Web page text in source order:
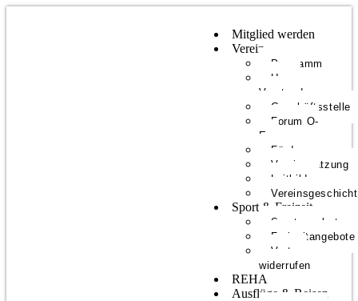
Mitglied werden
Verein
Programm
Unser
Vorstand
Geschäftsstelle
Forum O-
E
Förderer
Vereinssatzung
Leitbild
Sport & Freizeit
Sportangebote
Freizeitangebote
Vertrag
widerrufen
REHA
Ausflüge & Reisen